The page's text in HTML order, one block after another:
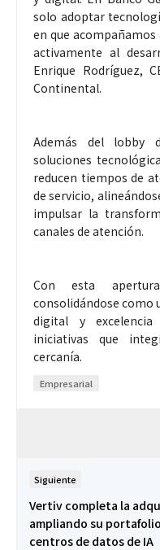
solo adoptar
en que
activamente al
Enrique Rodríguez,
Continental.
Además del lobby
soluciones
reducen tiempos de
de servicio,
impulsar la
canales de atención.
Con esta
consolidándose
digital y
iniciativas que
cercanía.
Empresarial
Siguiente
Vertiv completa la
ampliando su
centros de datos de IA